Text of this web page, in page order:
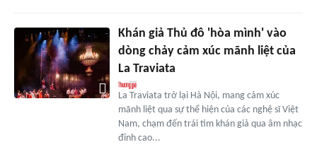
Khán giả Thủ đô 'hòa mình' vào
dòng chảy cảm xúc mãnh liệt của
La Traviata
La Traviata trở lại Hà Nội, mang cảm xúc
mãnh liệt qua sự thể hiện của các nghệ sĩ Việt
Nam, chạm đến trái tim khán giả qua âm nhạc
đỉnh cao...